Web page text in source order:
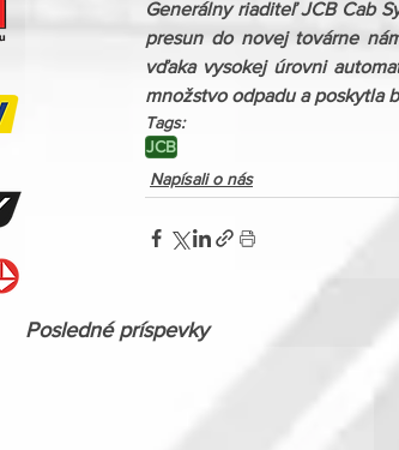
Generálny riaditeľ JCB Cab
presun do novej továrne
vďaka vysokej úrovni
množstvo odpadu a poskytla
Tags:
JCB
Napísali o nás
Posledné príspevky